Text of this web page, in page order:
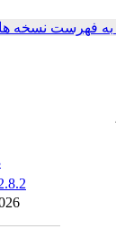
فهرست نسخه ها